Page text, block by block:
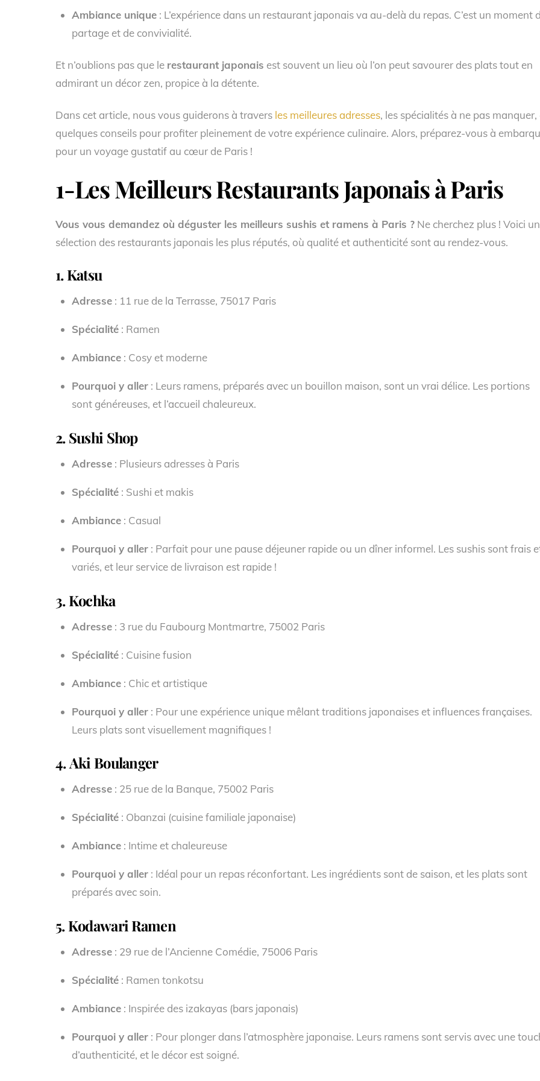
Ambiance unique : L’expérience dans un restaurant japonais va au-delà du repas. C’est un moment
partage et de convivialité.
Et n’oublions pas que le restaurant japonais est souvent un lieu où l’on peut savourer des plats tout en
admirant un décor zen, propice à la détente.
Dans cet article, nous vous guiderons à travers les meilleures adresses, les spécialités à ne pas manquer,
quelques conseils pour profiter pleinement de votre expérience culinaire. Alors, préparez-vous à
pour un voyage gustatif au cœur de Paris !
1-Les Meilleurs Restaurants Japonais à Paris
Vous vous demandez où déguster les meilleurs sushis et ramens à Paris ? Ne cherchez plus ! Voici
sélection des restaurants japonais les plus réputés, où qualité et authenticité sont au rendez-vous.
1.Katsu
Adresse : 11 rue de la Terrasse, 75017 Paris
Spécialité : Ramen
Ambiance : Cosy et moderne
Pourquoi y aller : Leurs ramens, préparés avec un bouillon maison, sont un vrai délice. Les portions
sont généreuses, et l’accueil chaleureux.
2.Sushi Shop
Adresse : Plusieurs adresses à Paris
Spécialité : Sushi et makis
Ambiance : Casual
Pourquoi y aller : Parfait pour une pause déjeuner rapide ou un dîner informel. Les sushis sont frais
variés, et leur service de livraison est rapide !
3.Kochka
Adresse : 3 rue du Faubourg Montmartre, 75002 Paris
Spécialité : Cuisine fusion
Ambiance : Chic et artistique
Pourquoi y aller : Pour une expérience unique mêlant traditions japonaises et influences françaises.
Leurs plats sont visuellement magnifiques !
4.Aki Boulanger
Adresse : 25 rue de la Banque, 75002 Paris
Spécialité : Obanzai (cuisine familiale japonaise)
Ambiance : Intime et chaleureuse
Pourquoi y aller : Idéal pour un repas réconfortant. Les ingrédients sont de saison, et les plats sont
préparés avec soin.
5.Kodawari Ramen
Adresse : 29 rue de l’Ancienne Comédie, 75006 Paris
Spécialité : Ramen tonkotsu
Ambiance : Inspirée des izakayas (bars japonais)
Pourquoi y aller : Pour plonger dans l’atmosphère japonaise. Leurs ramens sont servis avec une
d’authenticité, et le décor est soigné.